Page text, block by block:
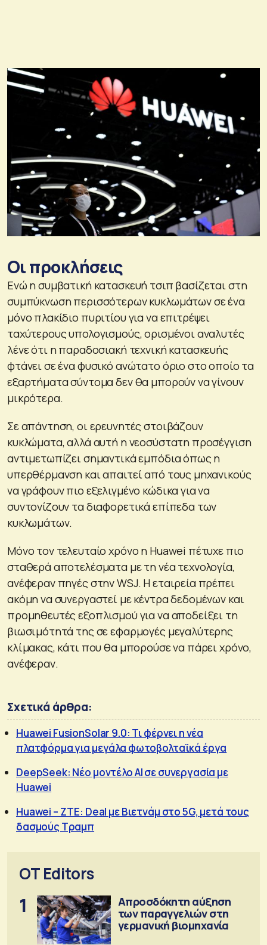
Οι προκλήσεις
Ενώ η συμβατική κατασκευή τσιπ βασίζεται στη
συμπύκνωση περισσότερων κυκλωμάτων σε ένα
μόνο πλακίδιο πυριτίου για να επιτρέψει
ταχύτερους υπολογισμούς, ορισμένοι αναλυτές
λένε ότι η παραδοσιακή τεχνική κατασκευής
φτάνει σε ένα φυσικό ανώτατο όριο στο οποίο τα
εξαρτήματα σύντομα δεν θα μπορούν να γίνουν
μικρότερα.
Σε απάντηση, οι ερευνητές στοιβάζουν
κυκλώματα, αλλά αυτή η νεοσύστατη προσέγγιση
αντιμετωπίζει σημαντικά εμπόδια όπως η
υπερθέρμανση και απαιτεί από τους μηχανικούς
να γράφουν πιο εξελιγμένο κώδικα για να
συντονίζουν τα διαφορετικά επίπεδα των
κυκλωμάτων.
Μόνο τον τελευταίο χρόνο η Huawei πέτυχε πιο
σταθερά αποτελέσματα με τη νέα τεχνολογία,
ανέφεραν πηγές στην WSJ. Η εταιρεία πρέπει
ακόμη να συνεργαστεί με κέντρα δεδομένων και
προμηθευτές εξοπλισμού για να αποδείξει τη
βιωσιμότητά της σε εφαρμογές μεγαλύτερης
κλίμακας, κάτι που θα μπορούσε να πάρει χρόνο,
ανέφεραν.
Σχετικά άρθρα:
Huawei FusionSolar 9.0: Τι φέρνει η νέα
πλατφόρμα για μεγάλα φωτοβολταϊκά έργα
DeepSeek: Νέο μοντέλο ΑΙ σε συνεργασία με
Huawei
Huawei – ZTE: Deal με Βιετνάμ στο 5G, μετά τους
δασμούς Τραμπ
OT Editors
1
Απροσδόκητη αύξηση
των παραγγελιών στη
γερμανική βιομηχανία